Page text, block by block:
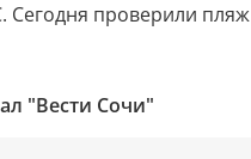
Сегодня проверили
"Вести Сочи"